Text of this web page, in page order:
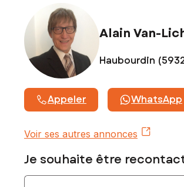
Alain Van-
Haubourdin
Appeler WhatsApp
Voir ses autres annonces
Je souhaite être
Indiquez votre nom